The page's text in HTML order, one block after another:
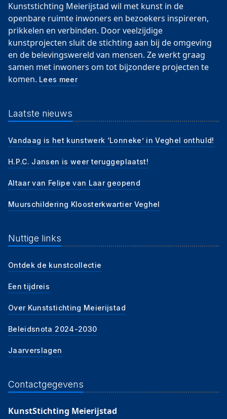
Kunststichting Meierijstad wil met kunst in de
openbare ruimte inwoners en bezoekers inspireren,
prikkelen en verbinden. Door veelzijdige
kunstprojecten sluit de stichting aan bij de omgeving
en de belevingswereld van mensen. Ze werkt graag
samen met inwoners om tot bijzondere projecten te
komen. Lees meer
Laatste nieuws
Vandaag is het kunstwerk ‘Lonneke’ in Veghel onthuld!
H.P.C. Jansen is weer teruggeplaatst!
Altaar van Felipe van Laar geopend
Muurschildering Kloosterkwartier Veghel
Nuttige links
Ontdek de kunstcollectie
Een tijdreis
Over Kunststichting Meierijstad
Beleidsnota 2024-2030
Jaarverslagen
Contactgegevens
KunstStichting Meierijstad